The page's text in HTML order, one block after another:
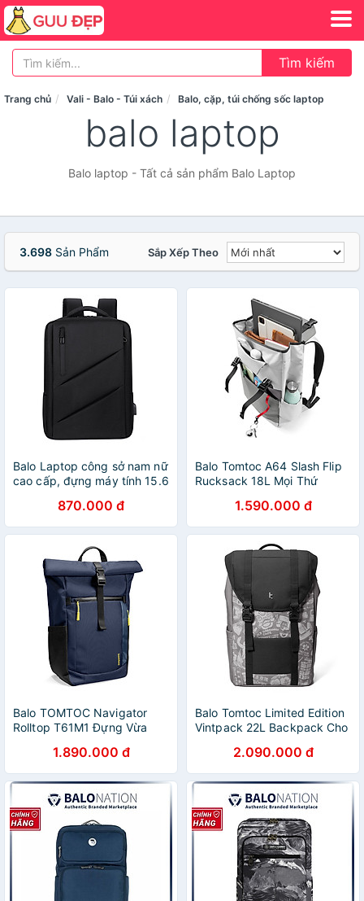
Tìm kiếm
Trang chủ Vali - Balo - Túi xách Balo, cặp, túi chống sốc laptop
balo laptop
Balo laptop - Tất cả sản phẩm Balo Laptop
3.698 Sản Phẩm Sắp Xếp Theo
Balo Laptop công sở nam nữ
cao cấp, đựng máy tính 15.6
– BEE GEE BLLT5538
870.000 đ
Balo Tomtoc A64 Slash Flip
Rucksack 18L Mọi Thứ
Chính Hãng1.590.000 đ
Balo TOMTOC Navigator
Rolltop T61M1 Đựng Vừa
13-16inch Dung Tích 17-23L
Dùng Văn Phòng Du Lịch Vải
Chống Nước Hàng Chính
1.890.000 đ
Balo Tomtoc Limited Edition
Vintpack 22L Backpack Cho
Kế Đẹp Năng Động Tuổi Trẻ
Truyền Thống Hàng Chính
Hãng
2.090.000 đ